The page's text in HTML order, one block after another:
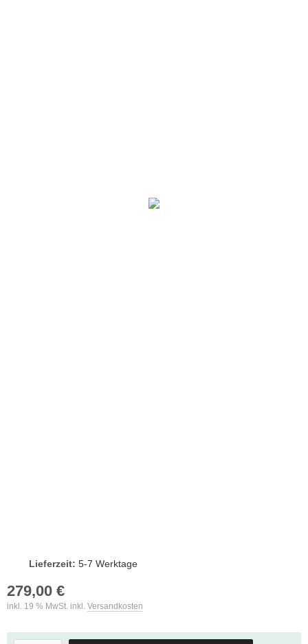
Lieferzeit: 5-7 Werktage
279,00 €
inkl. 19 % MwSt. inkl. Versandkosten